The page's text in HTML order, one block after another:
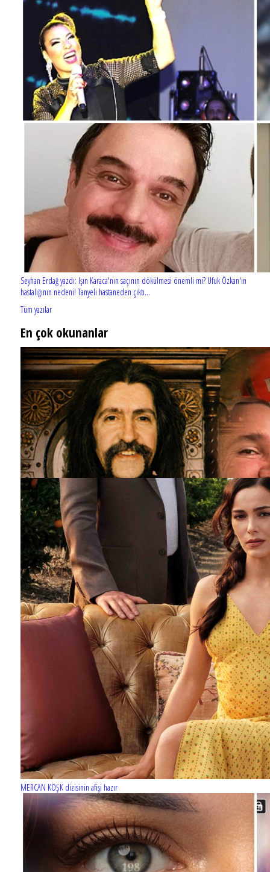
Seyhan Erdağ yazdı: Işın Karaca'nın saçının dökülmesi önemli mi? Ufuk Özkan'ın
hastalığının nedeni! Tanyeli hastaneden çıktı...
Tüm yazılar
En çok okunanlar
Barış Manço'nun mirasçıları mahkemede!
MERCAN KÖŞK dizisinin afişi hazır